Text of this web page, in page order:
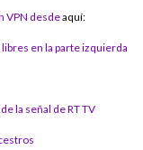
VPN desdeaquí:
en la parte izquierda
la señal de RT TV